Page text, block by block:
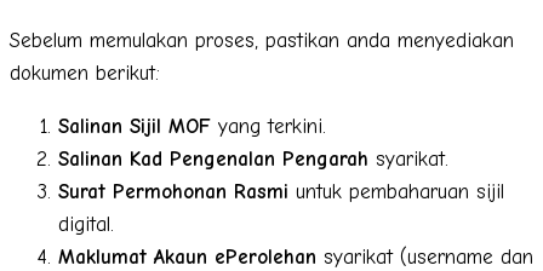
Sebelum memulakan proses, pastikan anda menyediakan
dokumen berikut:
Salinan Sijil MOF yang terkini.
Salinan Kad Pengenalan Pengarah syarikat.
Surat Permohonan Rasmi untuk pembaharuan sijil
digital.
Maklumat Akaun ePerolehan syarikat (username dan